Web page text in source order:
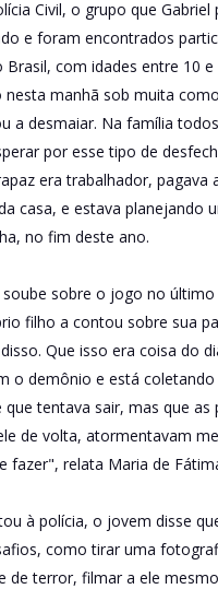
Civil, o grupo que Gabriel
e foram encontrados
com idades entre 10 e
nesta manhã sob muita
a desmaiar. Na família todos
por esse tipo de
era trabalhador, pagava
casa, e estava planejando
no fim deste ano.
sobre o jogo no
filho a contou sobre sua
Que isso era coisa do
o demônio e está coletando
que tentava sair, mas que as
de volta, atormentavam
fazer", relata Maria de
à polícia, o jovem disse
como tirar uma
de terror, filmar a ele